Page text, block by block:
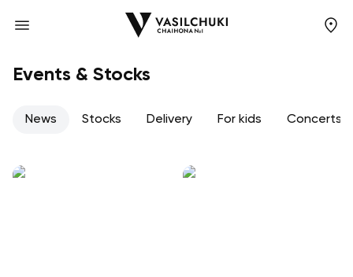
Events & Stocks
News Stocks Delivery For kids Concerts